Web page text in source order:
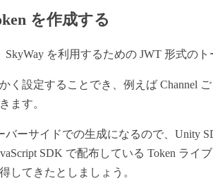
を作成する
SkyWay を利用するための JWT 形式のト
く設定することでき、例えば Channel
ます。
バーサイドでの生成になるので、Unity
SDK で配布している Token ライ
してきたとしましょう。